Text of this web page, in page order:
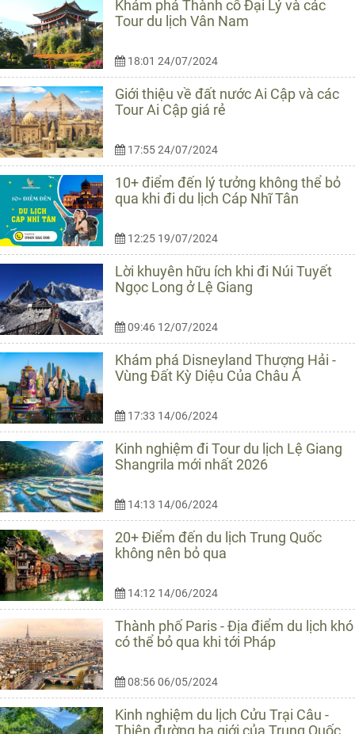
Khám phá Thành cổ Đại Lý và các
Tour du lịch Vân Nam
18:01 24/07/2024
Giới thiệu về đất nước Ai Cập và các
Tour Ai Cập giá rẻ
17:55 24/07/2024
10+ điểm đến lý tưởng không thể bỏ
qua khi đi du lịch Cáp Nhĩ Tân
12:25 19/07/2024
Lời khuyên hữu ích khi đi Núi Tuyết
Ngọc Long ở Lệ Giang
09:46 12/07/2024
Khám phá Disneyland Thượng Hải -
Vùng Đất Kỳ Diệu Của Châu Á
17:33 14/06/2024
Kinh nghiệm đi Tour du lịch Lệ Giang
Shangrila mới nhất 2026
14:13 14/06/2024
20+ Điểm đến du lịch Trung Quốc
không nên bỏ qua
14:12 14/06/2024
Thành phố Paris - Địa điểm du lịch khó
có thể bỏ qua khi tới Pháp
08:56 06/05/2024
Kinh nghiệm du lịch Cửu Trại Câu -
Thiên đường hạ giới của Trung Quốc